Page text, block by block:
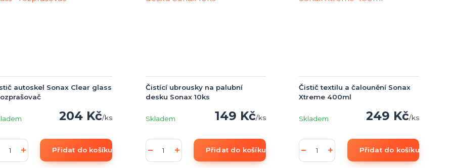
autoskel Sonax Clear glass
204 Kč/ks
Přidat do košíku
Čistící ubrousky na palubní
desku Sonax 10ks
149 Kč/ks
Skladem
Přidat do košíku
Čistič textilu a čalounění Sonax
Xtreme 400ml
249 Kč/ks
Skladem
Přidat do košíku